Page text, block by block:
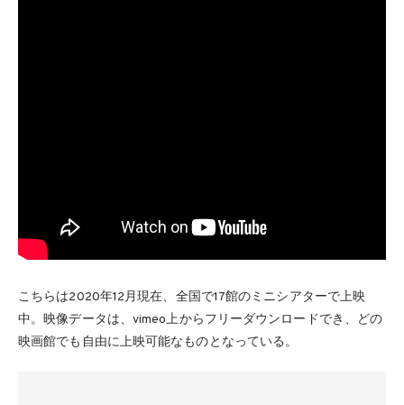
こちらは2020年12月現在、全国で17館のミニシアターで上映
中。映像データは、vimeo上からフリーダウンロードでき、どの
映画館でも自由に上映可能なものとなっている。